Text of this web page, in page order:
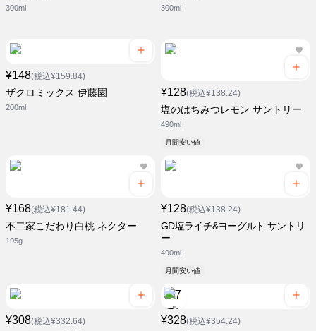
300ml 300ml
¥148(税込¥159.84)
ザクロミックス 伊藤園
200ml
¥128(税込¥138.24)
塩のはちみつレモン サントリー
490ml
月間安い値
¥168(税込¥181.44)
不二家こだわり白桃 ネクター
195g
¥128(税込¥138.24)
GD塩ライチ&ヨーグルト サントリ
ー
490ml
月間安い値
¥308(税込¥332.64) ¥328(税込¥354.24)